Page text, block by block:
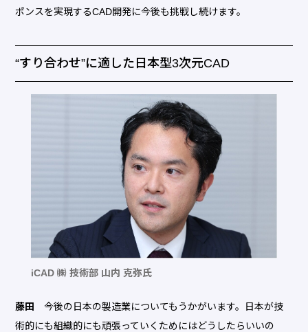
ポンスを実現するCAD開発に今後も挑戦し続けます。
“すり合わせ”に適した日本型3次元CAD
iCAD ㈱ 技術部 山内 克弥氏
藤田
今後の日本の製造業についてもうかがいます。日本が技
術的にも組織的にも頑張っていくためにはどうしたらいいの